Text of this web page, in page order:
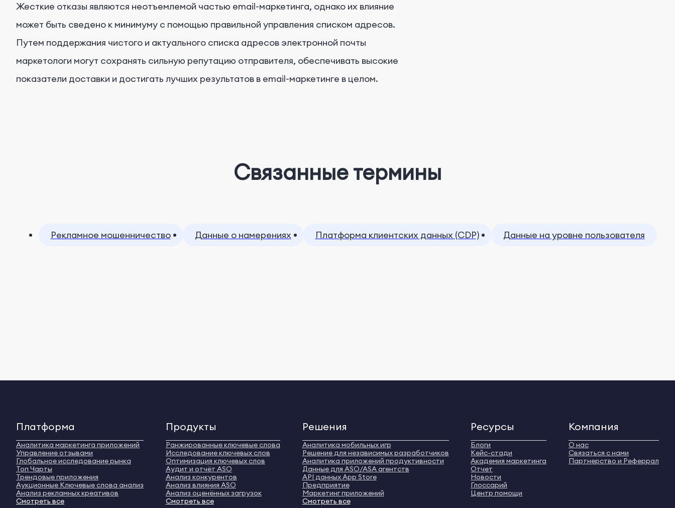
Жесткие отказы являются неотъемлемой частью email-маркетинга, однако их влияние
может быть сведено к минимуму с помощью правильной управления списком адресов.
Путем поддержания чистого и актуального списка адресов электронной почты
маркетологи могут сохранять сильную репутацию отправителя, обеспечивать высокие
показатели доставки и достигать лучших результатов в email-маркетинге в целом.
Связанные термины
Рекламное мошенничество Данные о намерениях Платформа клиентских данных (CDP) Данные на уровне пользователя
Платформа
Аналитика маркетинга приложений
Управление отзывами
Глобальное исследование рынка
Топ Чарты
Трендовые приложения
Аукционные Ключевые слова анализ
Анализ рекламных креативов
Смотреть все
Продукты
Ранжированные ключевые слова
Исследование ключевых слов
Оптимизация ключевых слов
Аудит и отчёт ASO
Анализ конкурентов
Анализ влияния ASO
Анализ оценённых загрузок
Смотреть все
Решения
Аналитика мобильных игр
Решение для независимых разработчиков
Аналитика приложений продуктивности
Данные для ASO/ASA агентств
API данных App Store
Предприятие
Маркетинг приложений
Смотреть все
Ресурсы
Блоги
Кейс-стади
Академия маркетинга
Отчет
Новости
Глоссарий
Центр помощи
Компания
О нас
Связаться с нами
Партнерство и Реферрал